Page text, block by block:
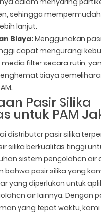
dalam menyaring
sehingga
lanjut.
Biaya:Menggunakan
dapat mengurangi
filter secara rutin,
biaya
Pasir Silika
untuk PAM
distributor pasir silika
silika berkualitas tinggi
sistem pengolahan air
bahwa pasir silika yang
yang diperlukan untuk
air lainnya. Dengan
yang tepat waktu, kami